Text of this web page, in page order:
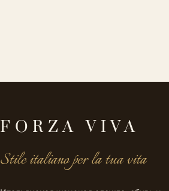
FORZA VIVA
Stile italiano per la tua vita